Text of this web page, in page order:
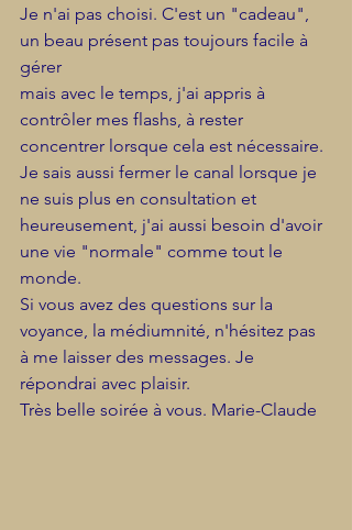
Je n'ai pas choisi. C'est un "cadeau",
un beau présent pas toujours facile à
gérer
mais avec le temps, j'ai appris à
contrôler mes flashs, à rester
concentrer lorsque cela est nécessaire.
Je sais aussi fermer le canal lorsque je
ne suis plus en consultation et
heureusement, j'ai aussi besoin d'avoir
une vie "normale" comme tout le
monde.
Si vous avez des questions sur la
voyance, la médiumnité, n'hésitez pas
à me laisser des messages. Je
répondrai avec plaisir.
Très belle soirée à vous. Marie-Claude